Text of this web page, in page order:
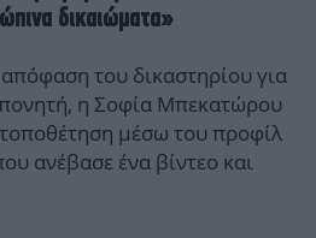
δικαιώματα»
του δικαστηρίου για
η Σοφία Μπεκατώρου
μέσω του προφίλ
ανέβασε ένα βίντεο και